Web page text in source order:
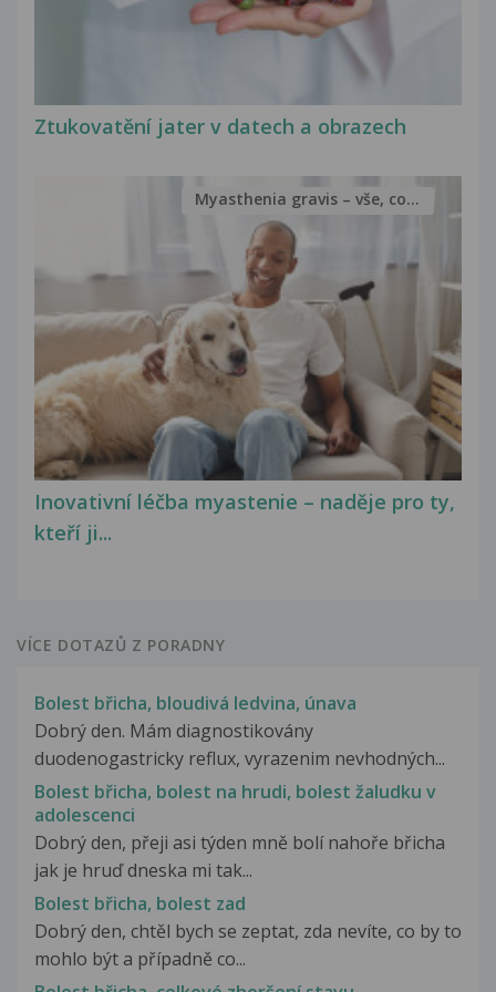
Ztukovatění jater v datech a obrazech
Inovativní léčba myastenie – naděje pro ty,
kteří ji...
Myasthenia gravis – vše, co...
VÍCE DOTAZŮ Z PORADNY
Bolest břicha, bloudivá ledvina, únava
Dobrý den. Mám diagnostikovány
duodenogastricky reflux, vyrazenim nevhodných...
Bolest břicha, bolest na hrudi, bolest žaludku v
adolescenci
Dobrý den, přeji asi týden mně bolí nahoře břicha
jak je hruď dneska mi tak...
Bolest břicha, bolest zad
Dobrý den, chtěl bych se zeptat, zda nevíte, co by to
mohlo být a případně co...